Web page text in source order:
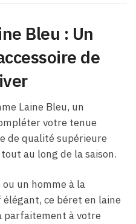
Bleu​ : Un
de
Laine Bleu​, un
votre tenue
de qualité supérieure
au long de la saison.
un homme à la
élégant, ce béret en laine
parfaitement à votre